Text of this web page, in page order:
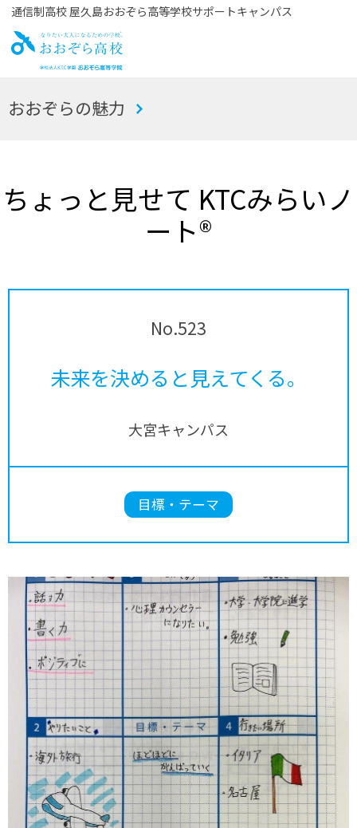
通信制高校 屋久島おおぞら高等学校サポートキャンパス
お
おおぞらの魅力
ちょっと見せて KTCみらいノ
ート®
No.523
未来を決めると見えてくる。
大宮キャンパス
目標・テーマ